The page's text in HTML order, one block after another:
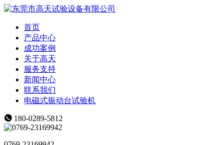
首页
产品中心
成功案例
关于高天
服务支持
新闻中心
联系我们
电磁式振动台试验机
180-0289-5812